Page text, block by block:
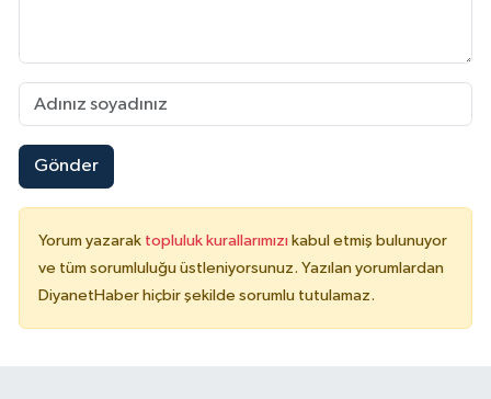
Gönder
Yorum yazarak topluluk kurallarımızı kabul etmiş bulunuyor
ve tüm sorumluluğu üstleniyorsunuz. Yazılan yorumlardan
DiyanetHaber hiçbir şekilde sorumlu tutulamaz.
Ordu Müftülüğü
Osmaniye Müftülüğü
Sakarya Müftülüğü
Samsun Müftülüğü